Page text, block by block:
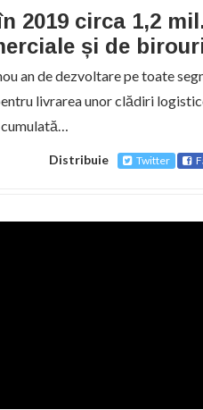
2019 circa 1,2
și de
an de dezvoltare pe toate
livrarea unor clădiri
Distribuie Twitter